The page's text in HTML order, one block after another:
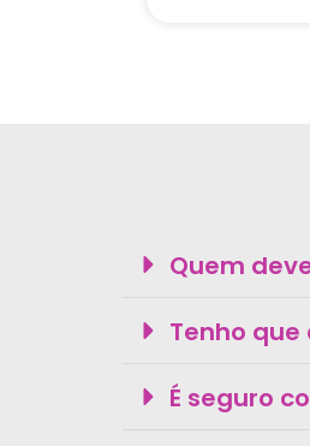
Quem
Tenho
É seguro